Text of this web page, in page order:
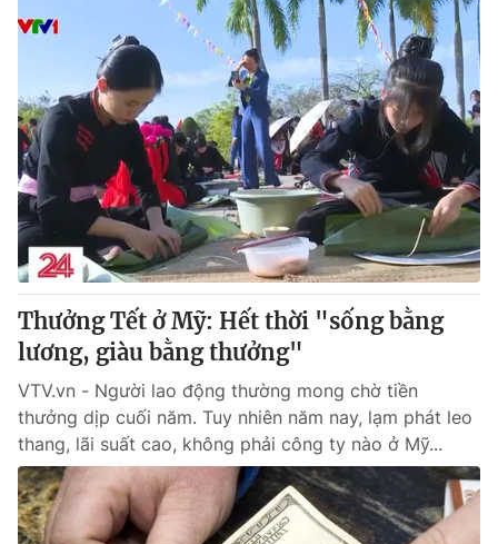
Thưởng Tết ở Mỹ: Hết thời "sống bằng
lương, giàu bằng thưởng"
VTV.vn - Người lao động thường mong chờ tiền
thưởng dịp cuối năm. Tuy nhiên năm nay, lạm phát leo
thang, lãi suất cao, không phải công ty nào ở Mỹ...